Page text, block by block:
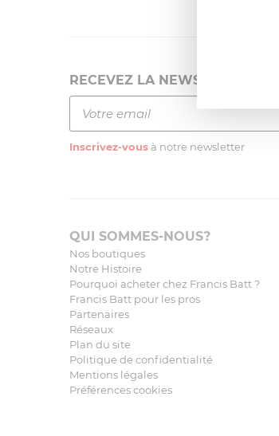
RECEVEZ LA NEWSLETTER
Inscrivez-vous à notre newsletter
QUI SOMMES-NOUS?
Nos boutiques
Notre Histoire
Pourquoi acheter chez Francis Batt ?
Francis Batt pour les pros
Partenaires
Réseaux
Plan du site
Politique de confidentialité
Mentions légales
Préférences cookies